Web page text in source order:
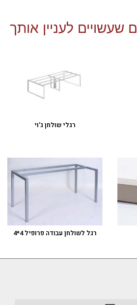
שעשויים לעניין אותך
רגלי שולחן ג'וי
רגל לשולחן עבודה פרופיל 4*4